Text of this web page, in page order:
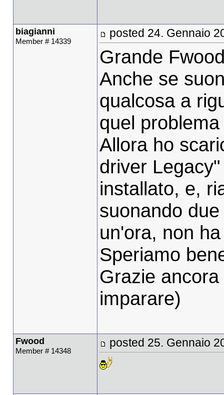
biagianni
Member # 14339
posted 24. Gennaio
Grande
Anche se
qualcosa a
quel
Allora ho
driver
installato, e,
suonando
un'ora, non
Speriamo
Grazie
imparare)
Fwood
Member # 14348
posted 25. Gennaio